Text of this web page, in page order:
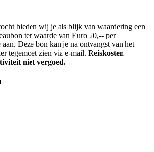
bieden wij je als blijk van waardering een
ter waarde van Euro 20,-- per
aan. Deze bon kan je na ontvangst van het
tegemoet zien via e-mail. Reiskosten
niet vergoed.